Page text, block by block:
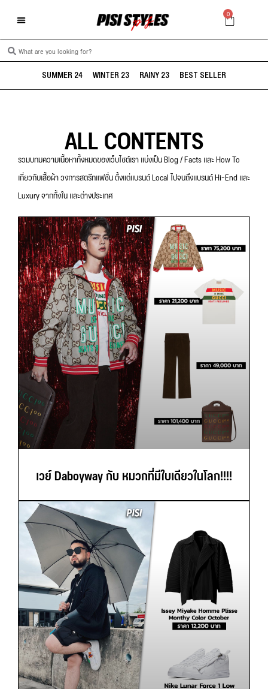
0
SUMMER 24 WINTER 23 RAINY 23 BEST SELLER
ALL CONTENTS
รวมบทมความเนื้อหาทั้งหมดของเว็บไซต์เรา แบ่งเป็น Blog / Facts และ How To
เกี่ยวกับเสื้อผ้า วงการสตรีทแฟชั่น ตั้งแต่แบรนด์ Local ไปจนถึงแบรนด์ Hi-End และ
Luxury จากทั้งใน และต่างประเทศ
เวย์ Daboyway กับ หมวกที่มีใบเดียวในโลก!!!!